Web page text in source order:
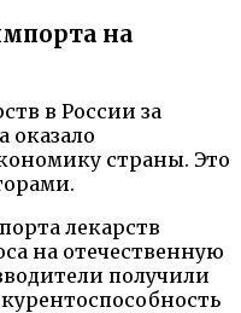
на
в России за
оказало
страны. Это
лекарств
на отечественную
получили